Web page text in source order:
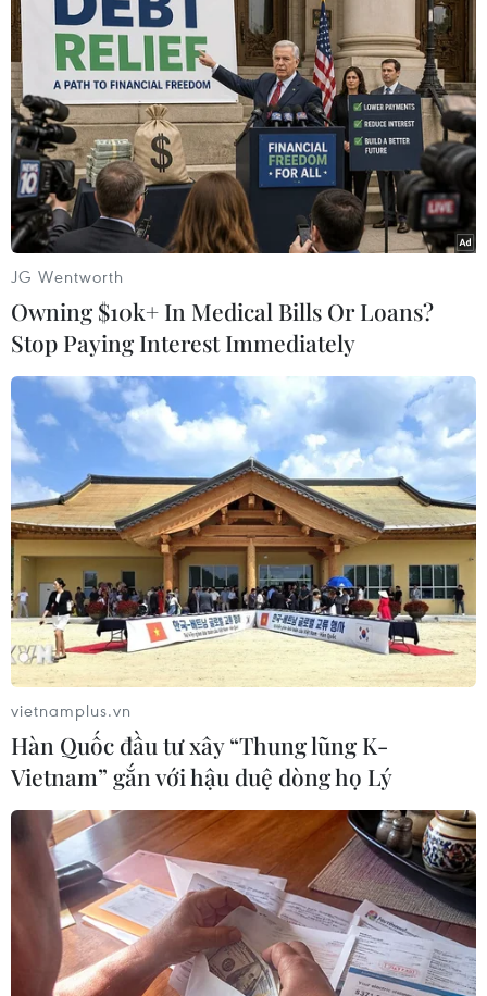
#Ấn Độ #sập đường hầm
#giải cứu người mắc kẹt
#đống đổ nát
Ấn Độ
Theo dõi VietnamPlus
TIN LIÊN QUAN
Sập đường hầm ở Ấn Độ: Lực lượng cứu hộ
đã liên lạc được với người bị mắc kẹt
13/11/2023 22:49
JG Wentworth
Owning $10k+ In Medical Bills Or Loans?
Stop Paying Interest Immediately
vietnamplus.vn
Hàn Quốc đầu tư xây “Thung lũng K-
Vietnam” gắn với hậu duệ dòng họ Lý